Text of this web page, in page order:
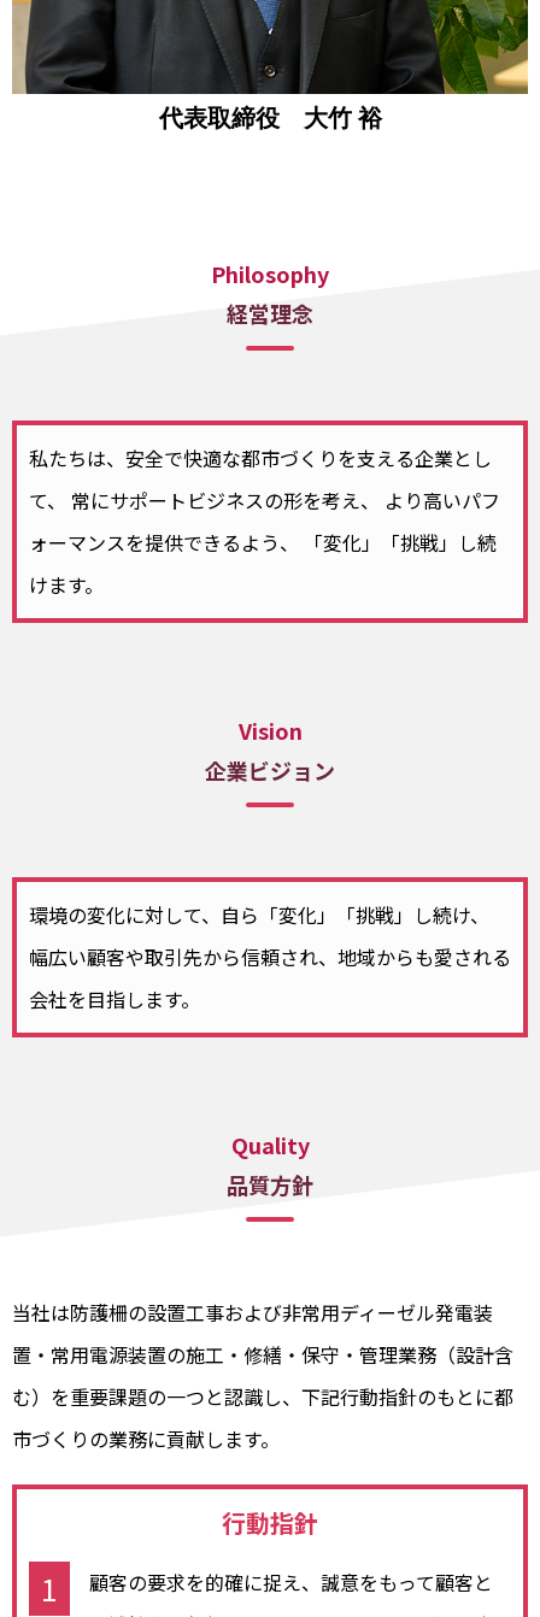
代表取締役 大竹 裕
Philosophy
経営理念
私たちは、安全で快適な都市づくりを支える企業とし
て、
常にサポートビジネスの形を考え、
より高いパフ
ォーマンスを提供できるよう、
「変化」「挑戦」し続
けます。
Vision
企業ビジョン
環境の変化に対して、自ら「変化」「挑戦」し続け、
幅広い顧客や取引先から信頼され、地域からも愛される
会社を目指します。
Quality
品質方針
当社は防護柵の設置工事および非常用ディーゼル発電装
置・常用電源装置の施工・修繕・保守・管理業務（設計含
む）を重要課題の一つと認識し、下記行動指針のもとに都
市づくりの業務に貢献します。
行動指針
顧客の要求を的確に捉え、誠意をもって顧客と